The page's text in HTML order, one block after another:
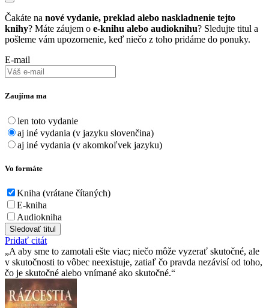
Čakáte na nové vydanie, preklad alebo naskladnenie tejto
knihy? Máte záujem o e-knihu alebo audioknihu? Sledujte titul a
pošleme vám upozornenie, keď niečo z toho pridáme do ponuky.
E-mail
Zaujíma ma
len toto vydanie
aj iné vydania (v jazyku slovenčina)
aj iné vydania (v akomkoľvek jazyku)
Vo formáte
Kniha (vrátane čítaných)
E-kniha
Audiokniha
Sledovať titul
Pridať citát
A aby sme to zamotali ešte viac; niečo môže vyzerať skutočné, ale
v skutočnosti to vôbec neexistuje, zatiaľ čo pravda nezávisí od toho,
čo je skutočné alebo vnímané ako skutočné.